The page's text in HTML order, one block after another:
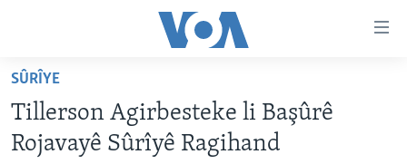
Yekser
naveroka
serekî
DESTPÊK
SÛRÎYE
Tillerson Agirbesteke li Başûrê
Rojavayê Sûrîyê Ragihand